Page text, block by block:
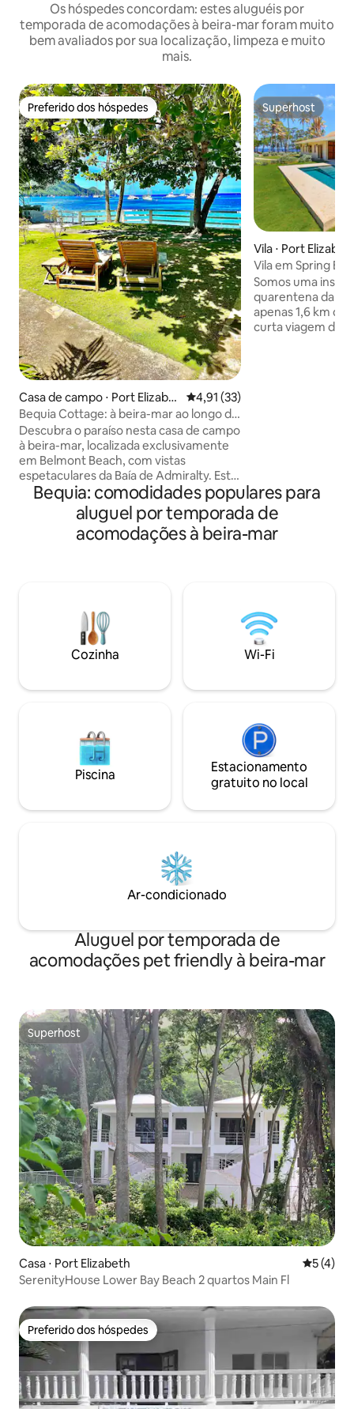
Os hóspedes concordam: estes aluguéis por
temporada de acomodações à beira-mar foram muito
bem avaliados por sua localização, limpeza e muito
mais.
Preferido dos hóspedes
Preferido dos hóspedes
Casa de campo ⋅ Port Elizabet
h
4,91 de uma avaliação média
4,91 (33)
Bequia Cottage: à beira-mar ao longo da
passarela de Belmont
Descubra o paraíso nesta casa de campo
à beira-mar, localizada exclusivamente
em Belmont Beach, com vistas
espetaculares da Baía de Admiralty. Esta
casa de campo histórica e
recentemente renovada de 2 quartos à
beira-mar é a mistura perfeita de
conforto e autenticidade. O layout
tropical. Mergulhe em vibrações
descontraídas e na vibrante vida da ilha
com uma orla panorâmica, lojas e
restaurantes incríveis nas proximidades.
Superhost
Superhost
Vila ⋅ Port
Vila em Spring
Somos uma
quarentena da Covid-19.
apenas 1,6 km da
curta viagem de
Bequia: comodidades populares para
aluguel por temporada de
acomodações à beira-mar
Cozinha Wi-Fi
Piscina
Estacionamento
gratuito no local
Ar-condicionado
Aluguel por temporada de
acomodações pet friendly à beira-mar
Superhost
Superhost
Casa ⋅ Port Elizabeth 5 de
5 (4)
SerenityHouse Lower Bay Beach 2 quartos Main Fl
Preferido dos hóspedes
Preferido dos hóspedes